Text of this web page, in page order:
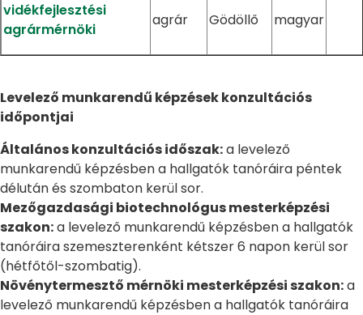
vidékfejlesztési
agrármérnöki
agrár Gödöllő magyar
Levelező munkarendű képzések konzultációs
időpontjai
Általános konzultációs időszak:a levelező
munkarendű képzésben a hallgatók tanóráira péntek
délután és szombaton kerül sor.
Mezőgazdasági biotechnológus mesterképzési
szakon:a levelező munkarendű képzésben a hallgatók
tanóráira szemeszterenként kétszer 6 napon kerül sor
(hétfőtől-szombatig).
Növénytermesztő mérnöki mesterképzési szakon:a
levelező munkarendű képzésben a hallgatók tanóráira